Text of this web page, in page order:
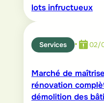
lots infructueux
Services • 02/
Marché de
rénovation
démolition des